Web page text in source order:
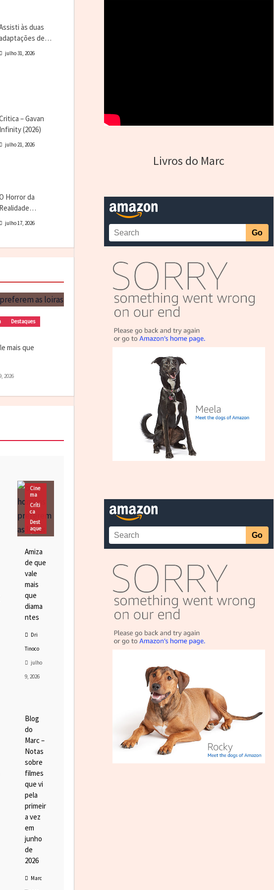
às duas
de
Mestres do
julho 31, 2026
– Gavan
Infinity (2026)
julho 21, 2026
Horror da
Realidade
Fraturada
julho 17, 2026
Destaques
mais que
2026
Cine
ma
Críti
ca
Dest
aque
s
agaç
Amiza
de que
vale
mais
que
diama
ntes
Dri
Tinoco
julho
9, 2026
Cine
ma
Dest
aque
s
Marc
Tino
co
Blog
do
Marc –
Notas
sobre
filmes
que vi
pela
primeir
a vez
em
junho
de
2026
Marc
Livros do Marc